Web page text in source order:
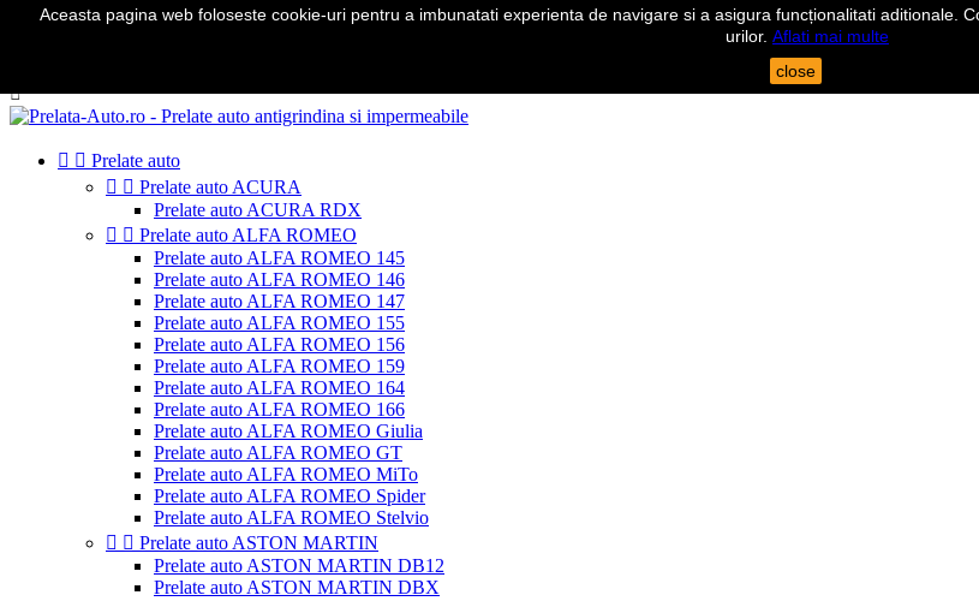
Telefon:0724 571 115

  Prelate auto
  Prelate auto ACURA
Prelate auto ACURA RDX
  Prelate auto ALFA ROMEO
Prelate auto ALFA ROMEO 145
Prelate auto ALFA ROMEO 146
Prelate auto ALFA ROMEO 147
Prelate auto ALFA ROMEO 155
Prelate auto ALFA ROMEO 156
Prelate auto ALFA ROMEO 159
Prelate auto ALFA ROMEO 164
Prelate auto ALFA ROMEO 166
Prelate auto ALFA ROMEO Giulia
Prelate auto ALFA ROMEO GT
Prelate auto ALFA ROMEO MiTo
Prelate auto ALFA ROMEO Spider
Prelate auto ALFA ROMEO Stelvio
  Prelate auto ASTON MARTIN
Prelate auto ASTON MARTIN DB12
Prelate auto ASTON MARTIN DBX
Aceasta pagina web foloseste cookie-uri pentru a imbunatati experienta de navigare si a asigura funcționalitati aditionale.
urilor. Aflati mai multe
close